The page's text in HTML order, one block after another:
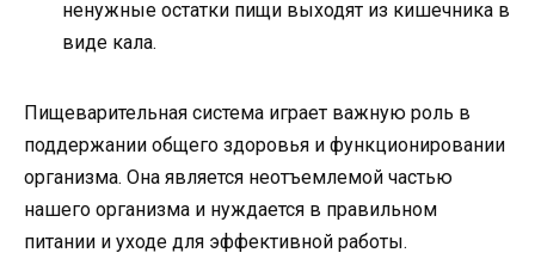
ненужные остатки пищи выходят из кишечника в
виде кала.
Пищеварительная система играет важную роль в
поддержании общего здоровья и функционировании
организма. Она является неотъемлемой частью
нашего организма и нуждается в правильном
питании и уходе для эффективной работы.